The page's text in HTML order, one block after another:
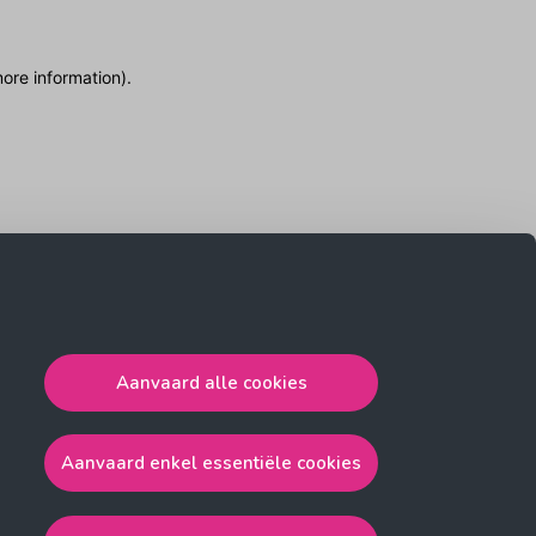
Aanvaard alle cookies
Aanvaard enkel essentiële cookies
information).